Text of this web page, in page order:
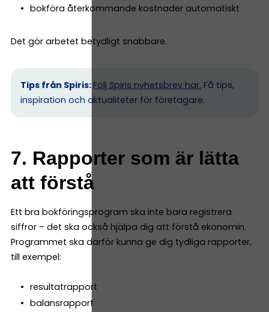
bokföra återkommande kostnader automatiskt
Det gör arbetet betydligt snabbare.
Tips från Spiris: Följ Spiris nyhetsbrev här. Få tips,
inspiration och aktualiteter för företagare.
7. Rapporter som är lätta
att förstå
Ett bra bokföringsprogram ska inte bara registrera
siffror – det ska också hjälpa dig att förstå ekonomin.
Programmet ska därför kunna ge dig tydliga rapporter,
till exempel:
resultatrapport
balansrapport